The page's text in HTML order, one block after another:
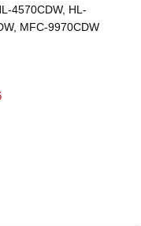
4570CDW, HL-
MFC-9970CDW